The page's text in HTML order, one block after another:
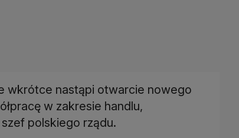
wkrótce nastąpi otwarcie nowego
w zakresie handlu,
polskiego rządu.